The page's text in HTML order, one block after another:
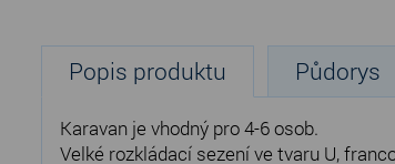
Popis produktu Půdorys
Karavan je vhodný pro 4-6 osob.
Velké rozkládací sezení ve tvaru U,